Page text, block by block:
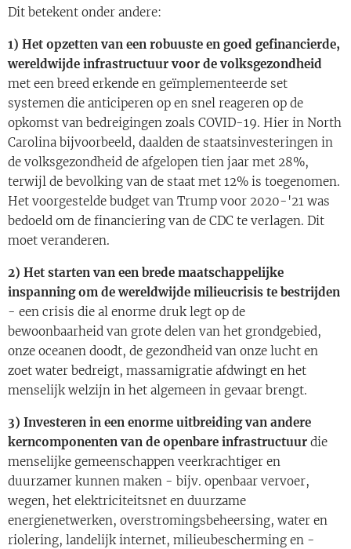
Dit betekent onder andere:
1) Het opzetten van een robuuste en goed gefinancierde,
wereldwijde infrastructuur voor de volksgezondheid
met een breed erkende en geïmplementeerde set
systemen die anticiperen op en snel reageren op de
opkomst van bedreigingen zoals COVID-19. Hier in North
Carolina bijvoorbeeld, daalden de staatsinvesteringen in
de volksgezondheid de afgelopen tien jaar met 28%,
terwijl de bevolking van de staat met 12% is toegenomen.
Het voorgestelde budget van Trump voor 2020-'21 was
bedoeld om de financiering van de CDC te verlagen. Dit
moet veranderen.
2) Het starten van een brede maatschappelijke
inspanning om de wereldwijde milieucrisis te bestrijden
- een crisis die al enorme druk legt op de
bewoonbaarheid van grote delen van het grondgebied,
onze oceanen doodt, de gezondheid van onze lucht en
zoet water bedreigt, massamigratie afdwingt en het
menselijk welzijn in het algemeen in gevaar brengt.
3) Investeren in een enorme uitbreiding van andere
kerncomponenten van de openbare infrastructuur die
menselijke gemeenschappen veerkrachtiger en
duurzamer kunnen maken - bijv. openbaar vervoer,
wegen, het elektriciteitsnet en duurzame
energienetwerken, overstromingsbeheersing, water en
riolering, landelijk internet, milieubescherming en -